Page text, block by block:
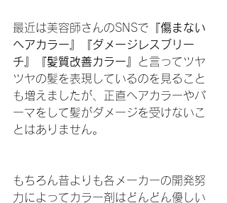
最近は美容師さんのSNSで 『傷まない
ヘアカラー』『ダメージレスブリー
チ』『髪質改善カラー』
と言ってツヤ
ツヤの髪を表現しているのを見ること
も増えましたが、正直ヘアカラーやパ
ーマをして髪がダメージを受けないこ
とはありません。
もちろん昔よりも各メーカーの開発努
力によってカラー剤はどんどん優しい